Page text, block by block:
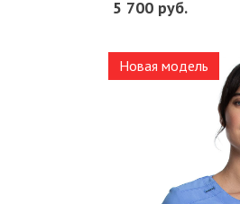
5 700 руб.
Новая модель